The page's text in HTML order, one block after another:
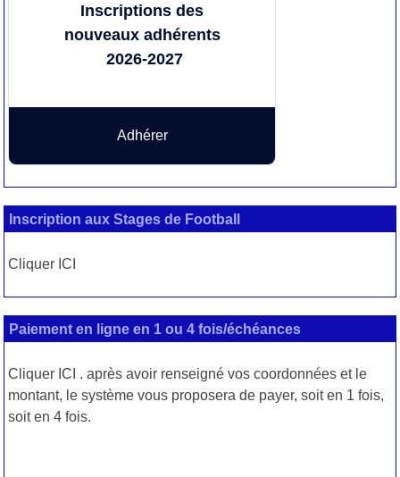
Inscriptions des
nouveaux adhérents
2026-2027
Adhérer
Inscription aux Stages de Football
Cliquer ICI
Paiement en ligne en 1 ou 4 fois/échéances
Cliquer ICI . après avoir renseigné vos coordonnées et le
montant, le système vous proposera de payer, soit en 1 fois,
soit en 4 fois.